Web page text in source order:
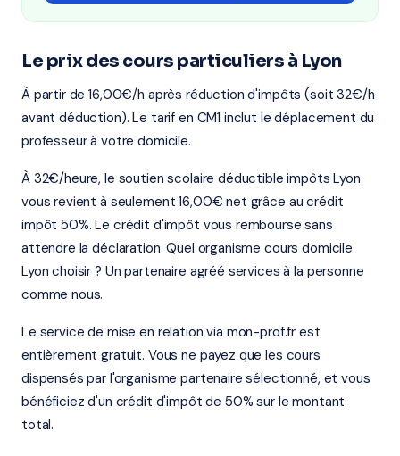
Le prix des cours particuliers à Lyon
À partir de 16,00€/h après réduction d'impôts (soit 32€/h
avant déduction). Le tarif en CM1 inclut le déplacement du
professeur à votre domicile.
À 32€/heure, le soutien scolaire déductible impôts Lyon
vous revient à seulement 16,00€ net grâce au crédit
impôt 50%. Le crédit d'impôt vous rembourse sans
attendre la déclaration. Quel organisme cours domicile
Lyon choisir ? Un partenaire agréé services à la personne
comme nous.
Le service de mise en relation via mon-prof.fr est
entièrement gratuit. Vous ne payez que les cours
dispensés par l'organisme partenaire sélectionné, et vous
bénéficiez d'un crédit d'impôt de 50% sur le montant
total.